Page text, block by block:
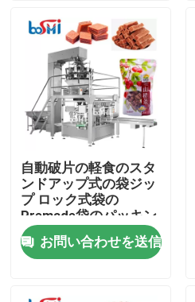
製品
私たちに関しては
工場見学
品質管理
お問い合わせ
自動破片の軽食のスタ
ンドアップ式の袋ジッ
プ ロック式袋の
Premade袋のパッキン
グ機械
お問い合わせを送信